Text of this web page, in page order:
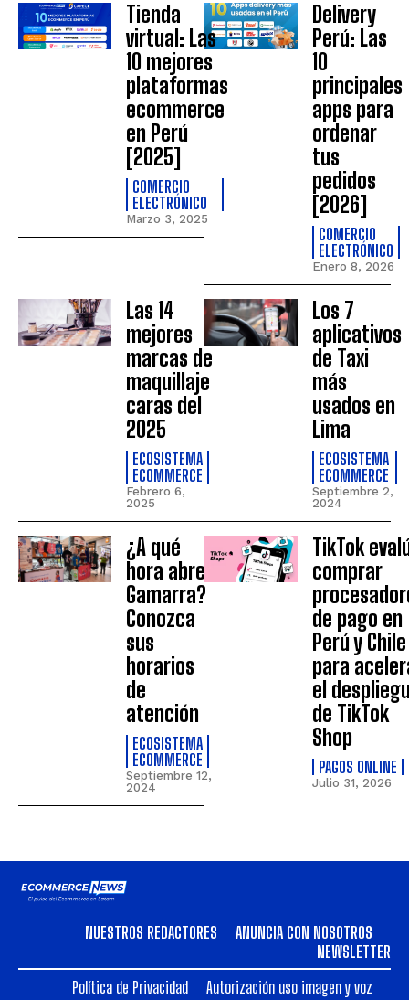
Tienda
virtual: Las
10 mejores
plataformas
ecommerce
en Perú
[2025]
COMERCIO
ELECTRÓNICO
Marzo 3, 2025
Delivery
Perú: Las
10
principales
apps para
ordenar
tus
pedidos
[2026]
COMERCIO
ELECTRÓNICO
Enero 8, 2026
Las 14
mejores
marcas de
maquillaje
caras del
2025
ECOSISTEMA
ECOMMERCE
Febrero 6,
2025
Los 7
aplicativos
de Taxi
más
usados en
Lima
ECOSISTEMA
ECOMMERCE
Septiembre 2,
2024
¿A qué
hora abre
Gamarra?
Conozca
sus
horarios
de
atención
ECOSISTEMA
ECOMMERCE
Septiembre 12,
2024
TikTok
comprar
de pago en
Perú y Chile
para
el
de TikTok
Shop
PAGOS ONLINE
Julio 31, 2026
NUESTROS REDACTORES
ANUNCIA CON NOSOTROS
NEWSLETTER
Política de Privacidad
Autorización uso imagen y voz